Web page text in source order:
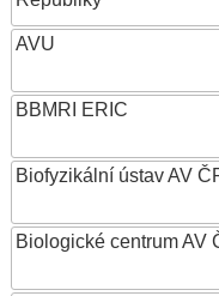
AVU
BBMRI ERIC
Biofyzikální ústav AV
Biologické centrum AV